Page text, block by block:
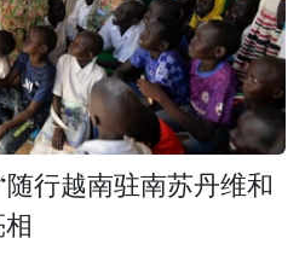
行越南驻南苏丹维和